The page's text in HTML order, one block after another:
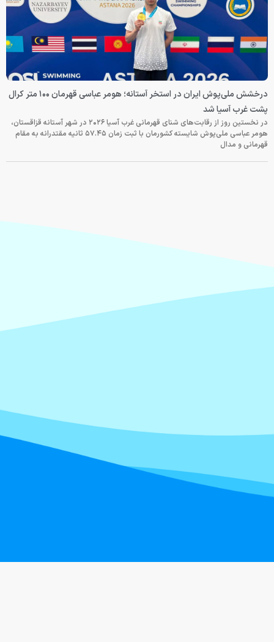
درخشش ملی‌پوش ایران در استخر آستانه؛ هومر عباسی قهرمان ۱۰۰ متر کرال
پشت غرب آسیا شد
در نخستین روز از رقابت‌های شنای قهرمانی غرب آسیا ۲۰۲۶ در شهر آستانه قزاقستان،
هومر عباسی ملی‌پوش شایسته کشورمان با ثبت زمان ۵۷.۴۵ ثانیه مقتدرانه به مقام
قهرمانی و مدال